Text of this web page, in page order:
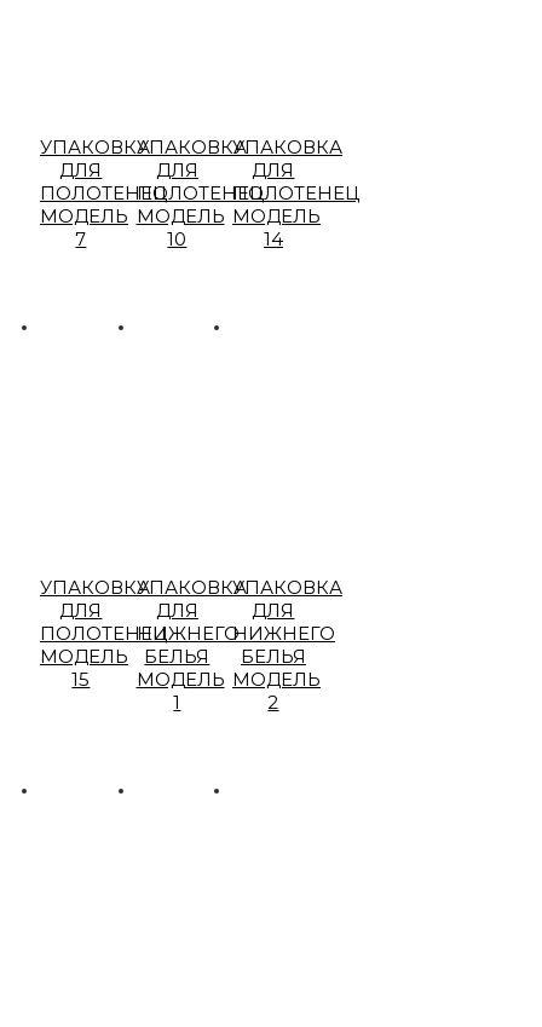
УПАКОВКА
ДЛЯ
ПОЛОТЕНЕЦ
МОДЕЛЬ
7
УПАКОВКА
ДЛЯ
ПОЛОТЕНЕЦ
МОДЕЛЬ
10
УПАКОВКА
ДЛЯ
ПОЛОТЕНЕЦ
МОДЕЛЬ
14
УПАКОВКА
ДЛЯ
ПОЛОТЕНЕЦ
МОДЕЛЬ
15
УПАКОВКА
ДЛЯ
НИЖНЕГО
БЕЛЬЯ
МОДЕЛЬ
1
УПАКОВКА
ДЛЯ
НИЖНЕГО
БЕЛЬЯ
МОДЕЛЬ
2